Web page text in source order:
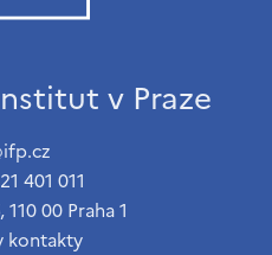
v Praze
401 011
00 Praha 1
kontakty